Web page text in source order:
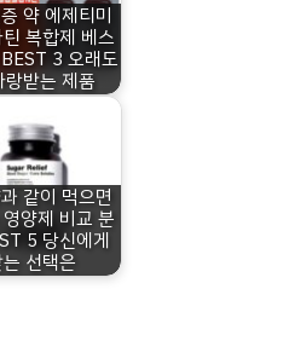
약 에제티미
복합제 베스
3 오래도
랑받는 제품
같이 먹으면
양제 비교 분
5 당신에게
선택은